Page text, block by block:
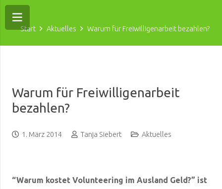
Start Aktuelles Warum für Freiwilligenarbeit bezahlen?
Warum für Freiwilligenarbeit
bezahlen?
1. März 2014 Tanja Siebert Aktuelles
“Warum kostet Volunteering im Ausland Geld?” ist